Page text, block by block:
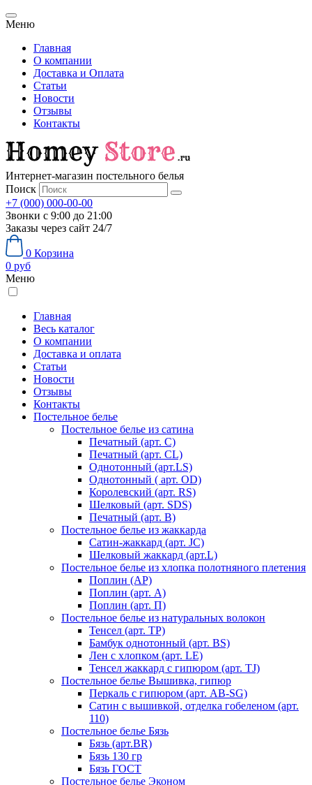
Меню
Главная
О компании
Доставка и Оплата
Статьи
Новости
Отзывы
Контакты
Интернет-магазин постельного белья
Поиск
+7 (000) 000-00-00
Звонки с 9:00 до 21:00
Заказы через сайт 24/7
0 Корзина
0 руб
Меню
Главная
Весь каталог
О компании
Доставка и оплата
Статьи
Новости
Отзывы
Контакты
Постельное белье
Постельное белье из сатина
Печатный (арт. С)
Печатный (арт. СL)
Однотонный (арт.LS)
Однотонный ( арт. OD)
Королевский (арт. RS)
Шелковый (арт. SDS)
Печатный (арт. В)
Постельное белье из жаккарда
Сатин-жаккард (арт. JC)
Шелковый жаккард (арт.L)
Постельное белье из хлопка полотняного плетения
Поплин (AP)
Поплин (арт. А)
Поплин (арт. П)
Постельное белье из натуральных волокон
Тенсел (арт. ТР)
Бамбук однотонный (арт. BS)
Лен с хлопком (арт. LE)
Тенсел жаккард с гипюром (арт. TJ)
Постельное белье Вышивка, гипюр
Перкаль с гипюром (арт. AB-SG)
Сатин с вышивкой, отделка гобеленом (арт.
110)
Постельное белье Бязь
Бязь (арт.BR)
Бязь 130 гр
Бязь ГОСТ
Постельное белье Эконом